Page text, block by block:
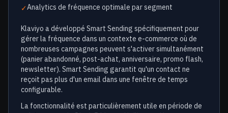
✓Analytics de fréquence optimale par segment
Klaviyo a développé Smart Sending spécifiquement pour
gérer la fréquence dans un contexte e-commerce où de
nombreuses campagnes peuvent s'activer simultanément
(panier abandonné, post-achat, anniversaire, promo flash,
newsletter). Smart Sending garantit qu'un contact ne
reçoit pas plus d'un email dans une fenêtre de temps
configurable.
La fonctionnalité est particulièrement utile en période de